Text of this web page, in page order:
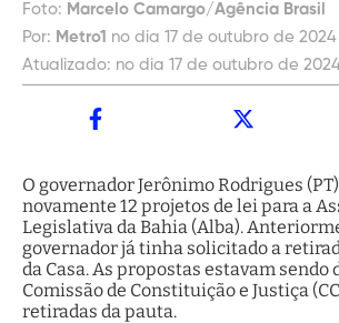
Foto: Marcelo Camargo/Agência Brasil
Por: Metro1 no dia 17 de outubro de
Atualizado: no dia 17 de outubro de
O governador Jerônimo Rodrigues
novamente 12 projetos de lei para a
Legislativa da Bahia (Alba).
governador já tinha solicitado a
da Casa. As propostas estavam sendo
Comissão de Constituição e Justiça
retiradas da pauta.